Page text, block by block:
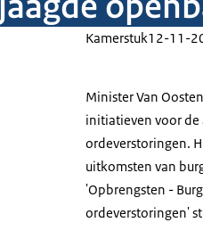
Kamerstuk12-11-
Minister Van
initiatieven voor
ordeverstoringen.
uitkomsten van
'Opbrengsten -
ordeverstoringen'